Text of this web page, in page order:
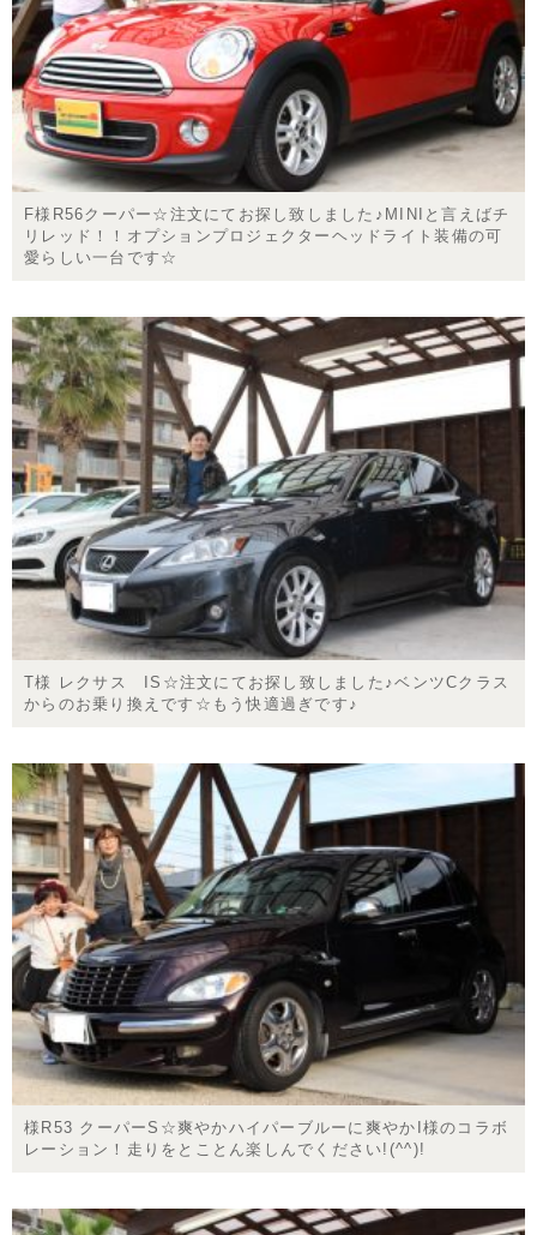
F様R56クーパー☆注文にてお探し致しました♪MINIと言えばチ
リレッド！！オプションプロジェクターヘッドライト装備の可
愛らしい一台です☆
T様 レクサス IS☆注文にてお探し致しました♪ベンツCクラス
からのお乗り換えです☆もう快適過ぎです♪
様R53 クーパーS☆爽やかハイパーブルーに爽やかI様のコラボ
レーション！走りをとことん楽しんでください!(^^)!